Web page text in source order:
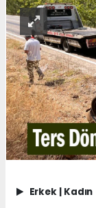
Erkek | Kadın